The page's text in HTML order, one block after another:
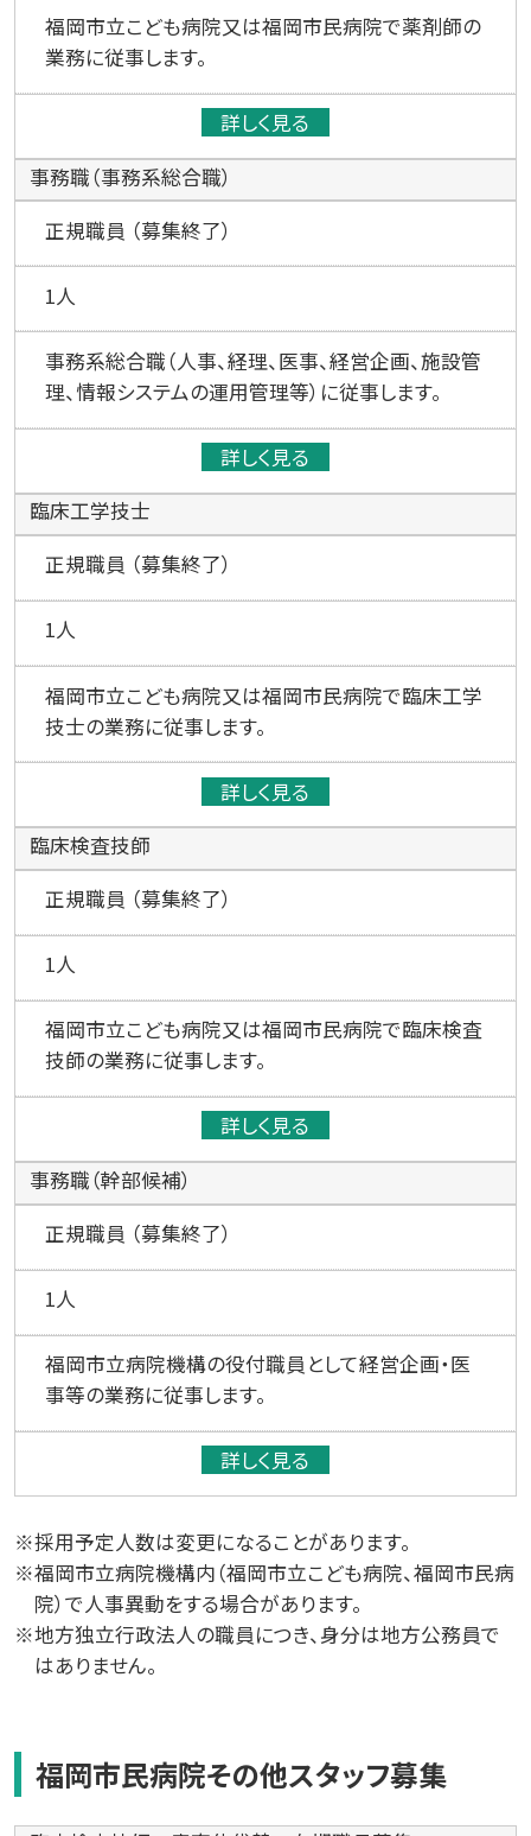
福岡市立こども病院又は福岡市民病院で薬剤師の
業務に従事します。
詳しく見る
事務職（事務系総合職）
正規職員 （募集終了）
1人
事務系総合職（人事、経理、医事、経営企画、施設管
理、情報システムの運用管理等）に従事します。
詳しく見る
臨床工学技士
正規職員 （募集終了）
1人
福岡市立こども病院又は福岡市民病院で臨床工学
技士の業務に従事します。
詳しく見る
臨床検査技師
正規職員 （募集終了）
1人
福岡市立こども病院又は福岡市民病院で臨床検査
技師の業務に従事します。
詳しく見る
事務職（幹部候補）
正規職員 （募集終了）
1人
福岡市立病院機構の役付職員として経営企画・医
事等の業務に従事します。
詳しく見る
※採用予定人数は変更になることがあります。
※福岡市立病院機構内（福岡市立こども病院、福岡市民病
院）で人事異動をする場合があります。
※地方独立行政法人の職員につき、身分は地方公務員で
はありません。
福岡市民病院その他スタッフ募集